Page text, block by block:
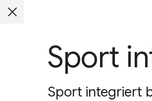
Sport
Sport integriert